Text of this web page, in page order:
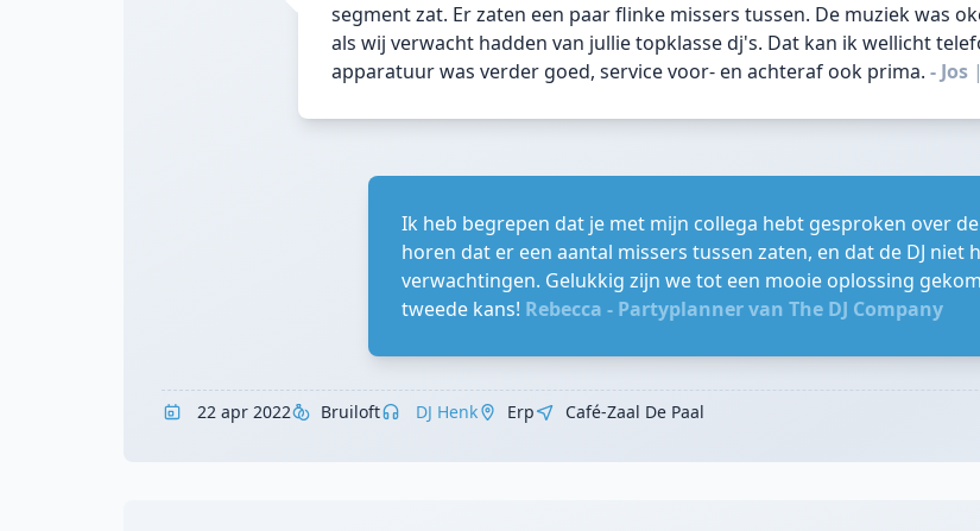
segment zat. Er zaten een paar flinke missers tussen. De muziek was
als wij verwacht hadden van jullie topklasse dj's. Dat kan ik wellicht
apparatuur was verder goed, service voor- en achteraf ook prima. - Jos |
Ik heb begrepen dat je met mijn collega hebt gesproken over
horen dat er een aantal missers tussen zaten, en dat de DJ niet
verwachtingen. Gelukkig zijn we tot een mooie oplossing
tweede kans! Rebecca - Partyplanner van The DJ Company
22 apr 2022 Bruiloft DJ Henk Erp Café-Zaal De Paal